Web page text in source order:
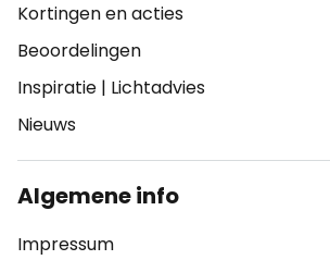
Kortingen en acties
Beoordelingen
Inspiratie | Lichtadvies
Nieuws
Algemene info
Impressum